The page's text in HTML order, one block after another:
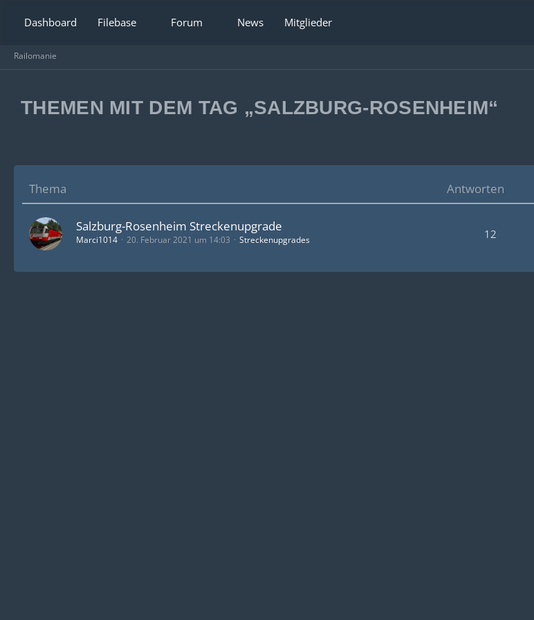
Dashboard Filebase Forum News Mitglieder
Railomanie
THEMEN MIT DEM TAG „SALZBURG-ROSENHEIM“
Thema Antworten
Salzburg-Rosenheim Streckenupgrade
Marci1014 20. Februar 2021 um 14:03 Streckenupgrades 12